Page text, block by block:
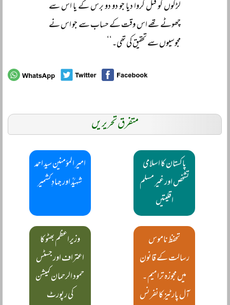
لڑکوں کو قتل کروا دیا جو دو دو برس کے یا اس سے
چھوٹے تھے اس وقت کے حساب سے جو اس نے
مجوسیوں سے تحقیق کی تھی۔‘‘
متفرق تحریریں
پاکستان کا اسلامی
تشخص اور غیر مسلم
اقلیتیں
امیر المؤمنین سید احمد
شہیدؒ اور جہادِ کشمیر
تحفظ ناموس
رسالت کے قانون
میں مجوزہ ترامیم ۔
آل پارٹیز کانفرنس
وزیراعظم بھٹو کا
اعتراف اور جسٹس
حمود الرحمان کمیشن
کی رپورٹ